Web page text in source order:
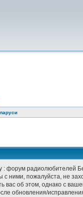
форум радиолюбителей
с ними, пожалуйста, не
вас об этом, однако с
обновления/